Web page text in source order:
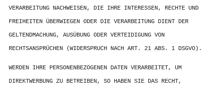
VERARBEITUNG NACHWEISEN, DIE IHRE INTERESSEN, RECHTE UND
FREIHEITEN ÜBERWIEGEN ODER DIE VERARBEITUNG DIENT DER
GELTENDMACHUNG, AUSÜBUNG ODER VERTEIDIGUNG VON
RECHTSANSPRÜCHEN (WIDERSPRUCH NACH ART. 21 ABS. 1 DSGVO).
WERDEN IHRE PERSONENBEZOGENEN DATEN VERARBEITET, UM
DIREKTWERBUNG ZU BETREIBEN, SO HABEN SIE DAS RECHT,